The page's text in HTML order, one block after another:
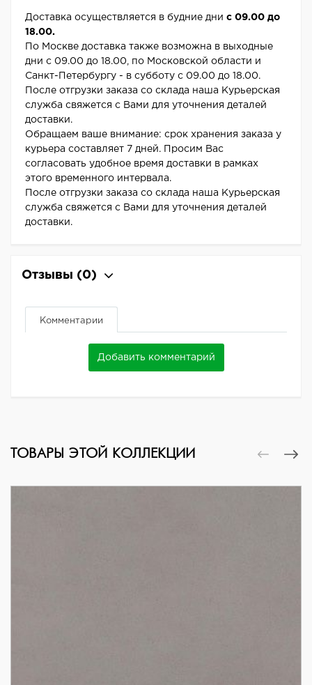
Доставка осуществляется в будние дни с 09.00 до
18.00.
По Москве доставка также возможна в выходные
дни с 09.00 до 18.00, по Московской области и
Санкт-Петербургу - в субботу с 09.00 до 18.00.
После отгрузки заказа со склада наша Курьерская
служба свяжется с Вами для уточнения деталей
доставки.
Обращаем ваше внимание: срок хранения заказа у
курьера составляет 7 дней. Просим Вас
согласовать удобное время доставки в рамках
этого временного интервала.
После отгрузки заказа со склада наша Курьерская
служба свяжется с Вами для уточнения деталей
доставки.
Отзывы (0)
Комментарии
Добавить комментарий
ТОВАРЫ ЭТОЙ КОЛЛЕКЦИИ